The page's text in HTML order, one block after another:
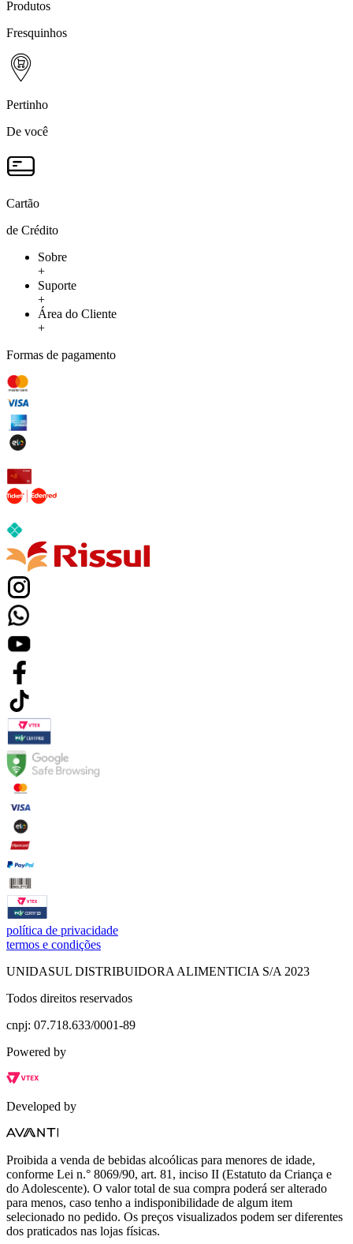
Produtos
Fresquinhos
Pertinho
De você
Cartão
de Crédito
Sobre
+
Suporte
+
Área do Cliente
+
Formas de pagamento
política de privacidade
termos e condições
UNIDASUL DISTRIBUIDORA ALIMENTICIA S/A 2023
Todos direitos reservados
cnpj: 07.718.633/0001-89
Powered by
Developed by
Proibida a venda de bebidas alcoólicas para menores de idade,
conforme Lei n.° 8069/90, art. 81, inciso II (Estatuto da Criança e
do Adolescente). O valor total de sua compra poderá ser alterado
para menos, caso tenho a indisponibilidade de algum item
selecionado no pedido. Os preços visualizados podem ser diferentes
dos praticados nas lojas físicas.